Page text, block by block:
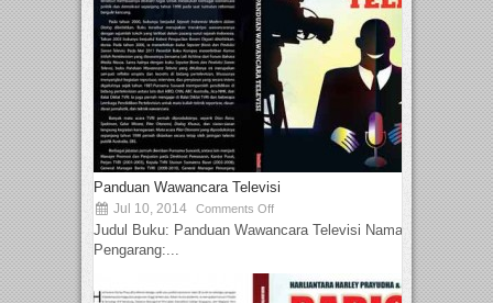
Panduan Wawancara Televisi
Jul 10, 2014 Comments Off
Judul Buku: Panduan Wawancara Televisi Nama
Pengarang:...